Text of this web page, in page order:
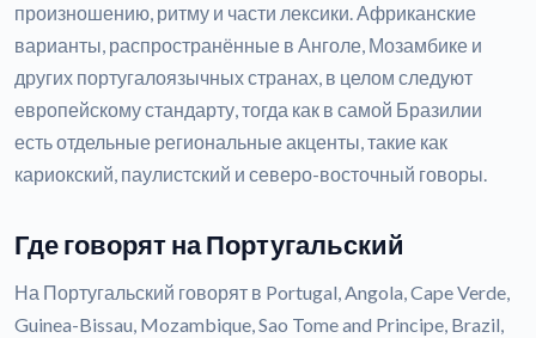
произношению, ритму и части лексики. Африканские
варианты, распространённые в Анголе, Мозамбике и
других португалоязычных странах, в целом следуют
европейскому стандарту, тогда как в самой Бразилии
есть отдельные региональные акценты, такие как
кариокский, паулистский и северо-восточный говоры.
Где говорят на Португальский
На Португальский говорят в Portugal, Angola, Cape Verde,
Guinea-Bissau, Mozambique, Sao Tome and Principe, Brazil,